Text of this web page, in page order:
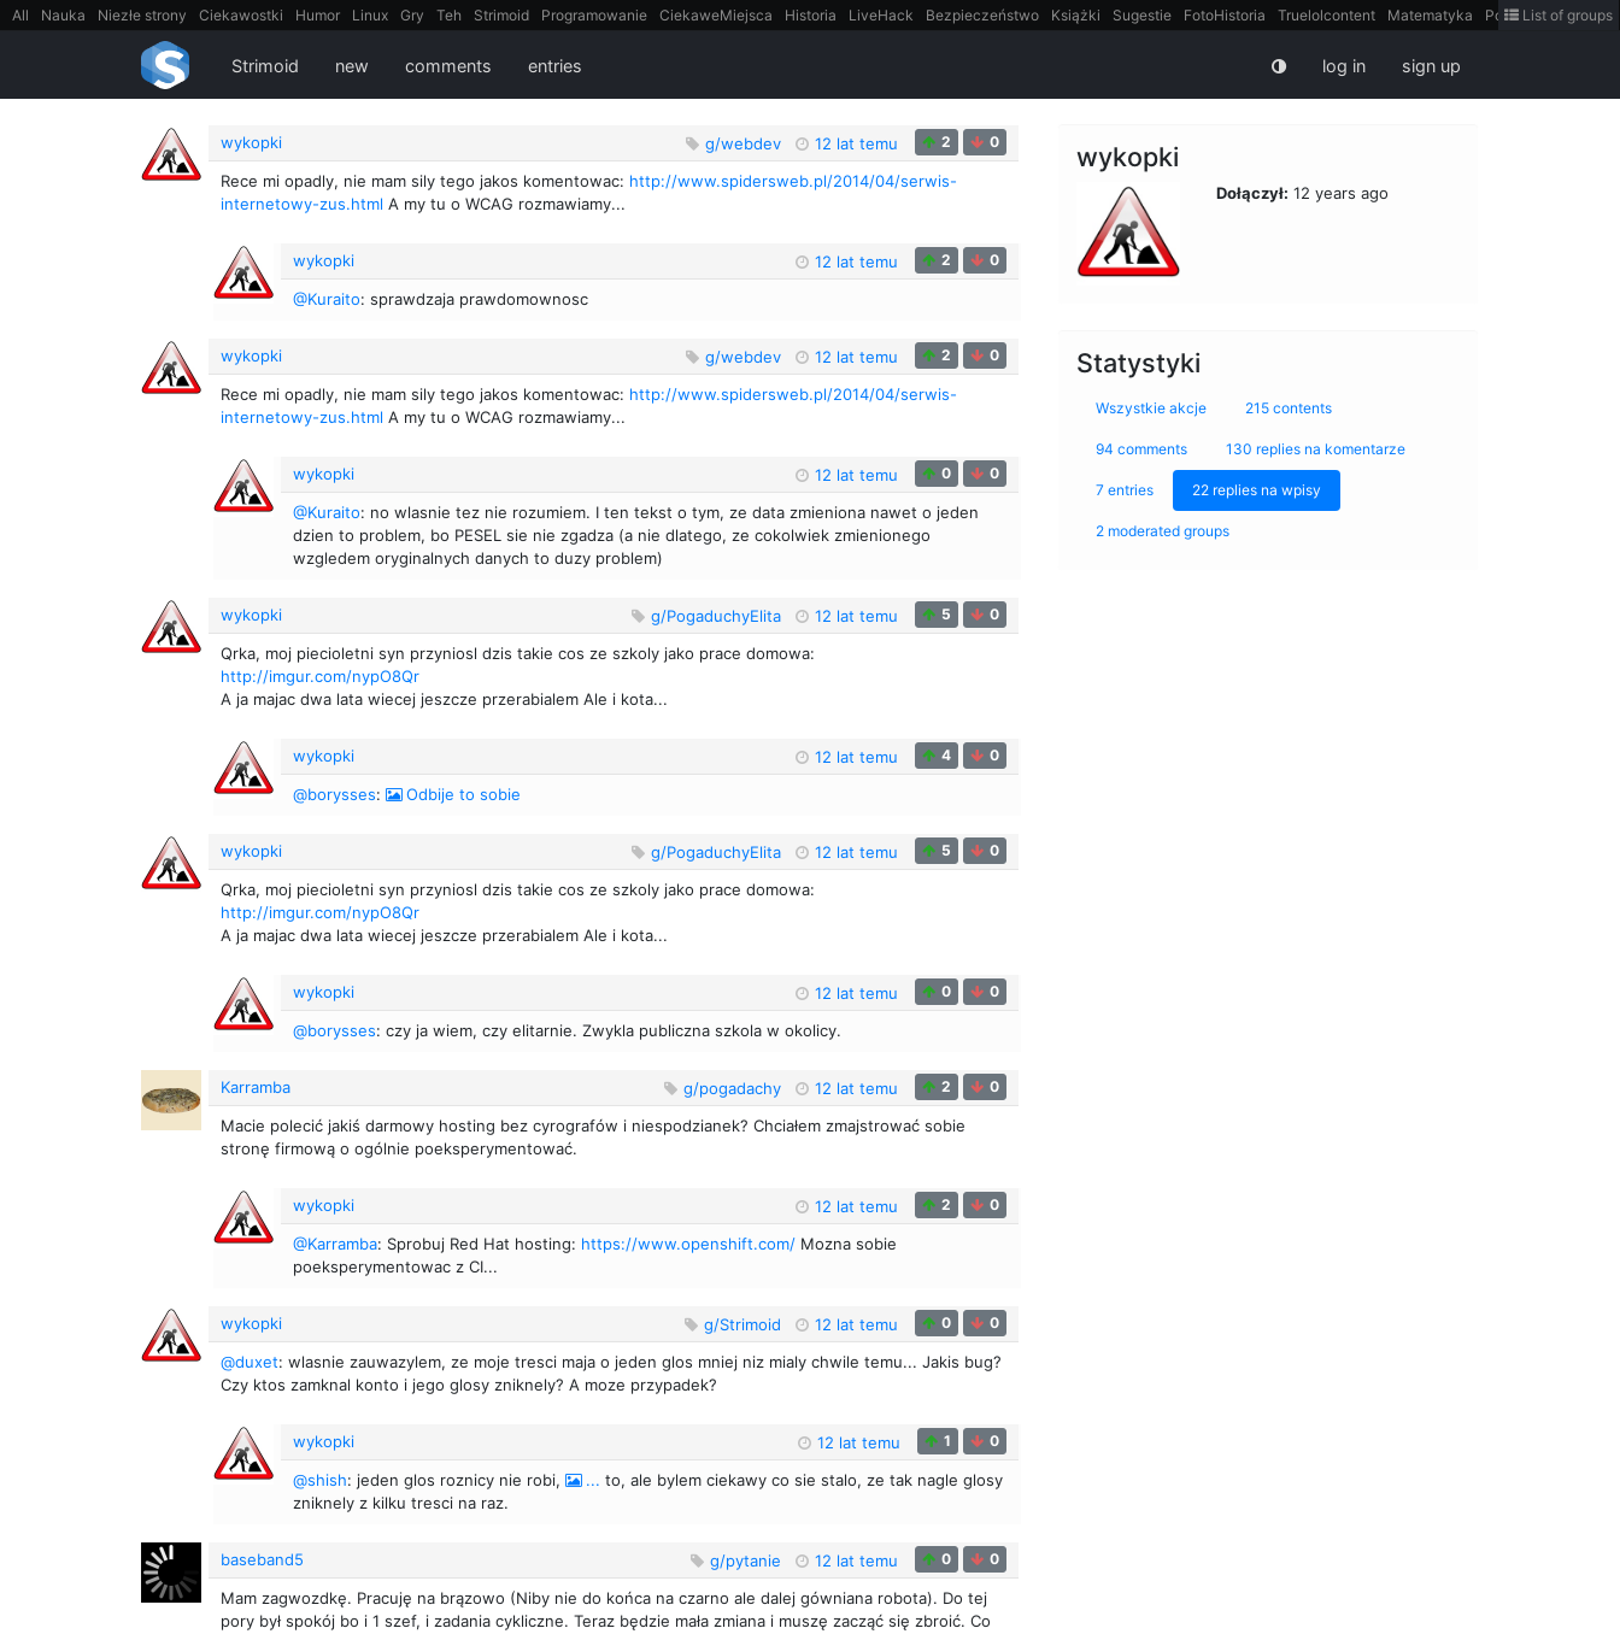
All Nauka Niezłe strony Ciekawostki Humor Linux Gry Teh Strimoid Programowanie CiekaweMiejsca Historia LiveHack Bezpieczeństwo Książki Sugestie FotoHistoria Truelolcontent Matematyka Polska
intern
FilmyDokumentalne
List of groups
Strimoid new comments entries log in sign up
wykopki g/webdev 12 lat temu 2 0
Rece mi opadly, nie mam sily tego jakos komentowac: http://www.spidersweb.pl/2014/04/serwis-
internetowy-zus.html A my tu o WCAG rozmawiamy...
wykopki 12 lat temu 2 0
@Kuraito: sprawdzaja prawdomownosc
wykopki g/webdev 12 lat temu 2 0
Rece mi opadly, nie mam sily tego jakos komentowac: http://www.spidersweb.pl/2014/04/serwis-
internetowy-zus.html A my tu o WCAG rozmawiamy...
wykopki 12 lat temu 0 0
@Kuraito: no wlasnie tez nie rozumiem. I ten tekst o tym, ze data zmieniona nawet o jeden
dzien to problem, bo PESEL sie nie zgadza (a nie dlatego, ze cokolwiek zmienionego
wzgledem oryginalnych danych to duzy problem)
wykopki g/PogaduchyElita 12 lat temu 5 0
Qrka, moj piecioletni syn przyniosl dzis takie cos ze szkoly jako prace domowa:
http://imgur.com/nypO8Qr
A ja majac dwa lata wiecej jeszcze przerabialem Ale i kota...
wykopki 12 lat temu 4 0
@borysses: Odbije to sobie
wykopki g/PogaduchyElita 12 lat temu 5 0
Qrka, moj piecioletni syn przyniosl dzis takie cos ze szkoly jako prace domowa:
http://imgur.com/nypO8Qr
A ja majac dwa lata wiecej jeszcze przerabialem Ale i kota...
wykopki 12 lat temu 0 0
@borysses: czy ja wiem, czy elitarnie. Zwykla publiczna szkola w okolicy.
Karramba g/pogadachy 12 lat temu 2 0
Macie polecić jakiś darmowy hosting bez cyrografów i niespodzianek? Chciałem zmajstrować sobie
stronę firmową o ogólnie poeksperymentować.
wykopki 12 lat temu 2 0
@Karramba: Sprobuj Red Hat hosting: https://www.openshift.com/ Mozna sobie
poeksperymentowac z CI...
wykopki g/Strimoid 12 lat temu 0 0
@duxet: wlasnie zauwazylem, ze moje tresci maja o jeden glos mniej niz mialy chwile temu... Jakis bug?
Czy ktos zamknal konto i jego glosy zniknely? A moze przypadek?
wykopki 12 lat temu 1 0
@shish: jeden glos roznicy nie robi, ... to, ale bylem ciekawy co sie stalo, ze tak nagle glosy
zniknely z kilku tresci na raz.
baseband5 g/pytanie 12 lat temu 0 0
Mam zagwozdkę. Pracuję na brązowo (Niby nie do końca na czarno ale dalej gówniana robota). Do tej
pory był spokój bo i 1 szef, i zadania cykliczne. Teraz będzie mała zmiana i muszę zacząć się zbroić. Co
wykopki
Dołączył: 12 years ago
Statystyki
Wszystkie akcje 215 contents
94 comments 130 replies na komentarze
7 entries 22 replies na wpisy
2 moderated groups